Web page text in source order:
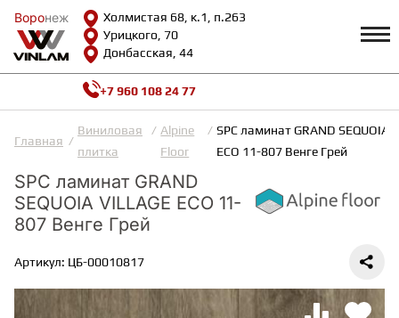
Воронеж
Холмистая 68, к.1, п.263
Урицкого, 70
Донбасская, 44
Воронеж
КАТАЛОГ Профиль
Возврат и гарантии
Сотрудничество
Вопросы и ответы
Видеообзоры
Полезная информация
Как выбрать
Калькулятор
ВИНИЛОВАЯ ПЛИТКА
ИНЖЕНЕРНАЯ ДОСКА
+7 960 108 24 77
Главная
Виниловая
плитка
Alpine
Floor
SPC ламинат GRAND SEQUOIA
ECO 11-807 Венге Грей
SPC ламинат GRAND
SEQUOIA VILLAGE ECO 11-
807 Венге Грей
Артикул: ЦБ-00010817